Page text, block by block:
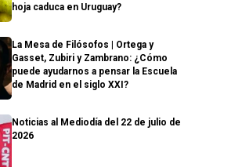
hoja caduca en Uruguay?
La Mesa de Filósofos | Ortega y
Gasset, Zubiri y Zambrano: ¿Cómo
puede ayudarnos a pensar la Escuela
de Madrid en el siglo XXI?
Noticias al Mediodía del 22 de julio de
2026